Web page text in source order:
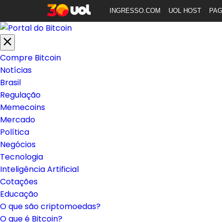
INGRESSO.COM UOL HOST
Compre Bitcoin
Notícias
Brasil
Regulação
Memecoins
Mercado
Política
Negócios
Tecnologia
Inteligência Artificial
Cotações
Educação
O que são criptomoedas?
O que é Bitcoin?